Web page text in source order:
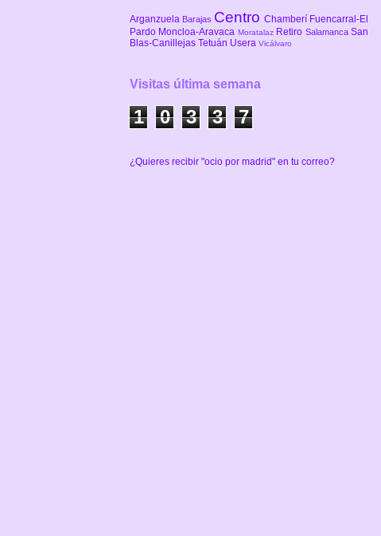
Arganzuela Barajas Centro Chamberí Fuencarral-El
Pardo Moncloa-Aravaca Moratalaz Retiro SalamancaSan
Blas-Canillejas Tetuán Usera Vicálvaro
Visitas última semana
1 0 3 3 7
¿Quieres recibir "ocio por madrid" en tu correo?